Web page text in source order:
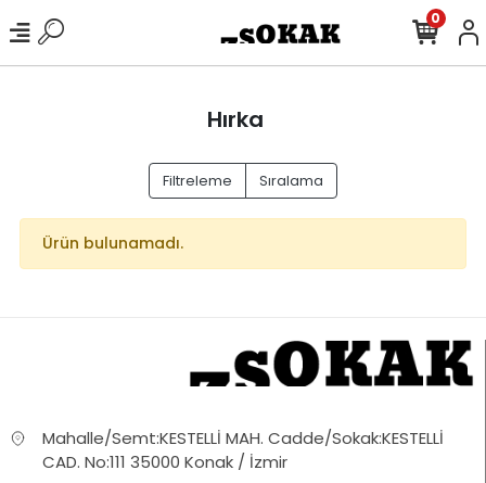
0
Hırka
Filtreleme Sıralama
Ürün bulunamadı.
Mahalle/Semt:KESTELLİ MAH. Cadde/Sokak:KESTELLİ
CAD. No:111 35000 Konak / İzmir